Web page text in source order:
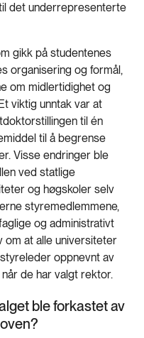
det underrepresenterte
gikk på studentenes
organisering og formål,
om midlertidighet og
viktig unntak var at
til én
til å begrense
Visse endringer ble
ved statlige
og høgskoler selv
styremedlemmene,
og administrativt
om at alle universiteter
oppnevnt av
de har valgt rektor.
ble forkastet av